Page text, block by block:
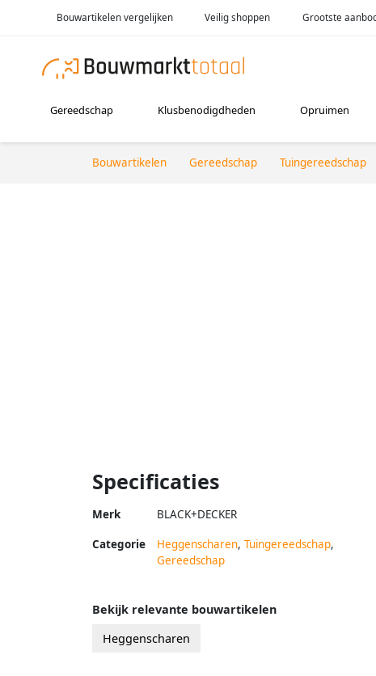
Bouwartikelen vergelijken Veilig shoppen Grootste
Gereedschap Klusbenodigdheden Opruimen
Bouwartikelen Gereedschap Tuingereedschap
Specificaties
Merk BLACK+DECKER
Categorie Heggenscharen, Tuingereedschap,
Gereedschap
Bekijk relevante bouwartikelen
Heggenscharen